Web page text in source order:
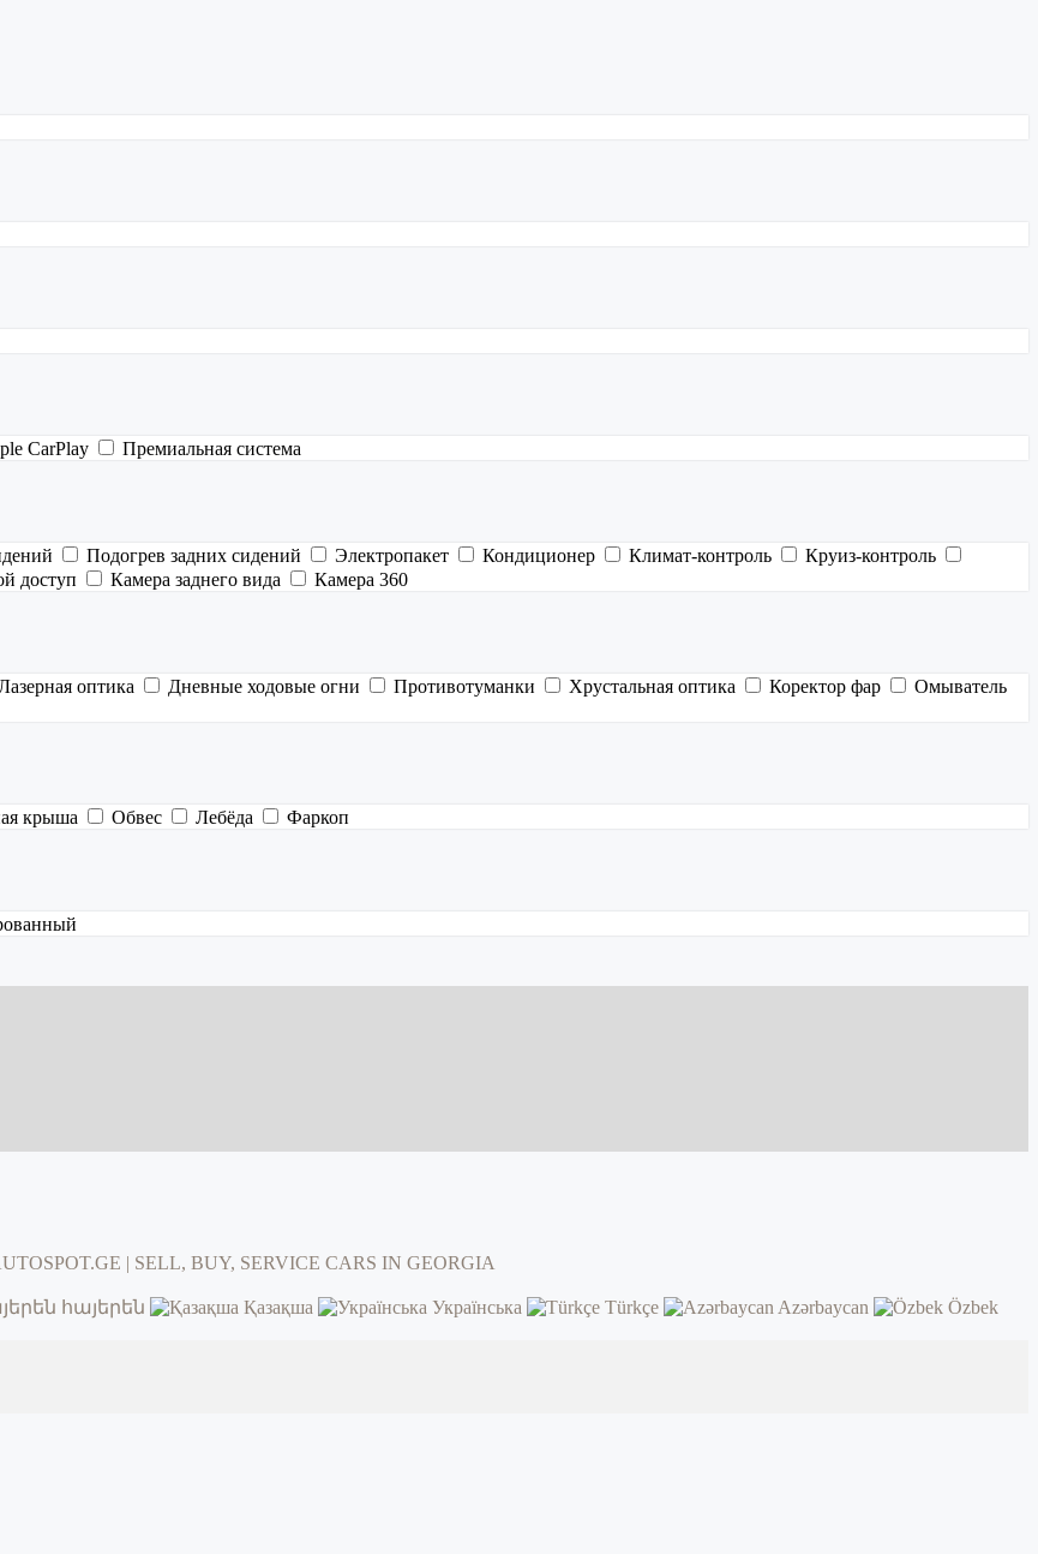
CarPlay
Премиальная система
Подогрев задних сидений Электропакет Кондиционер Климат-контроль
Круиз-контроль
доступ Камера заднего вида
Камера 360
оптика Дневные ходовые огни Противотуманки Хрустальная оптика Коректор фар
Омыватель
крыша Обвес Лебёда
Фаркоп
հայերեն Қазақша Українська Türkçe Azərbaycan
Özbek